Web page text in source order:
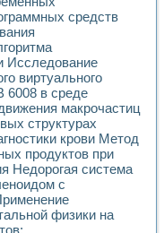
по информационно-
характеристик на
основам теории Коммутации
работы
электротехнике в среде
национального проекта
решателей
практикумов
образования и
практикума по
по электротехнике
частотного анализа
«Технологии
средств
Исследование
виртуального
6008 в среде
макрочастиц
структурах
крови Метод
продуктов при
Недорогая система
с
физики на